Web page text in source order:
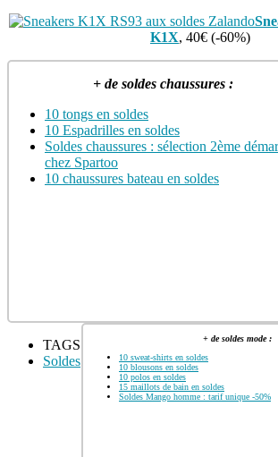
K1X, 40€ (-60%)
+ de soldes chaussures :
10 tongs en soldes
10 Espadrilles en soldes
Soldes chaussures : sélection 2ème
chez Spartoo
10 chaussures bateau en soldes
+ de soldes mode :
10 sweat-shirts en soldes
10 blousons en soldes
10 polos en soldes
15 maillots de bain en soldes
Soldes Mango homme : tarif unique -50%
TAGS
Soldes